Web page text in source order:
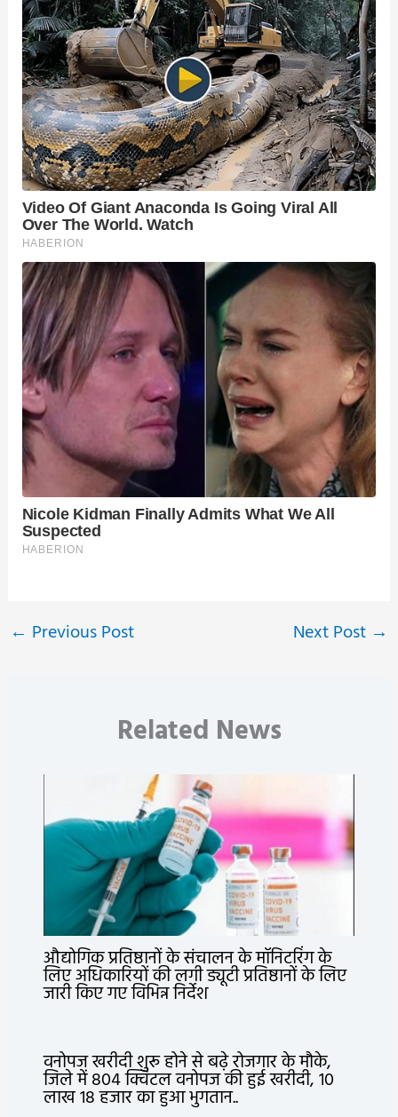
← Previous Post Next Post →
Related News
औद्योगिक प्रतिष्ठानों के संचालन के मॉनिटरिंग के
लिए अधिकारियों की लगी ड्यूटी प्रतिष्ठानों के लिए
जारी किए गए विभिन्न निर्देश
वनोपज खरीदी शुरू होने से बढ़े रोजगार के मौके,
जिले में 804 क्विंटल वनोपज की हुई खरीदी, 10
लाख 18 हजार का हुआ भुगतान..